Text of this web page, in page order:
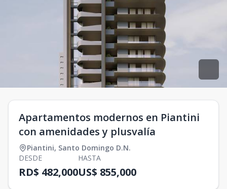
Apartamentos modernos en Piantini
con amenidades y plusvalía
Piantini, Santo Domingo D.N.
DESDE
RD$ 482,000
HASTA
US$ 855,000